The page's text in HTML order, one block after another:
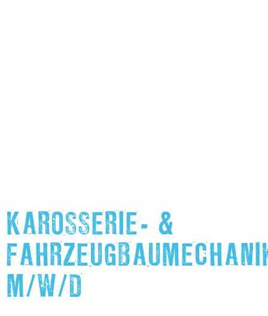
KAROSSERIE- &
M/W/D